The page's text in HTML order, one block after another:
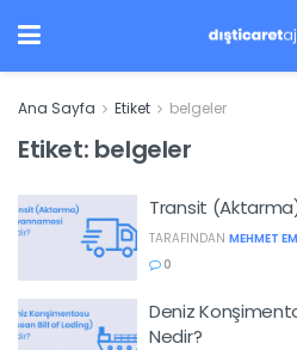
Ana Sayfa Etiket belgeler
Etiket: belgeler
Transit
TARAFINDAN MEHMET
0
Deniz
Nedir?